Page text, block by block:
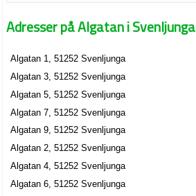
Adresser på Algatan i Svenljunga
Algatan 1, 51252 Svenljunga
Algatan 3, 51252 Svenljunga
Algatan 5, 51252 Svenljunga
Algatan 7, 51252 Svenljunga
Algatan 9, 51252 Svenljunga
Algatan 2, 51252 Svenljunga
Algatan 4, 51252 Svenljunga
Algatan 6, 51252 Svenljunga